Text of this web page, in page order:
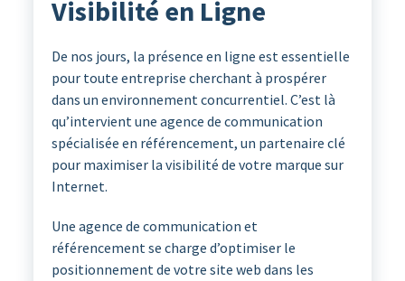
Visibilité en Ligne
De nos jours, la présence en ligne est essentielle
pour toute entreprise cherchant à prospérer
dans un environnement concurrentiel. C’est là
qu’intervient une agence de communication
spécialisée en référencement, un partenaire clé
pour maximiser la visibilité de votre marque sur
Internet.
Une agence de communication et
référencement se charge d’optimiser le
positionnement de votre site web dans les